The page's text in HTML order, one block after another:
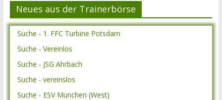
Neues aus der Trainerbörse
Suche - 1. FFC Turbine Potsdam
Suche - Vereinlos
Suche - JSG Ahrbach
Suche - vereinslos
Suche - ESV München (West)